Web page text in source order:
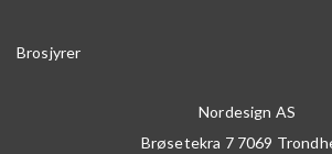
Brosjyrer
Nordesign AS
Brøsetekra 7 7069